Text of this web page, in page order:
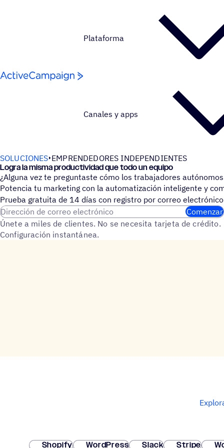
Plataforma
Canales y apps
SOLUCIONES EMPRENDEDORES INDEPENDIENTES
Logra la misma produc­ti­vi­dad que todo un equipo
¿Alguna vez te preguntaste cómo los trabajadores
Potencia tu marketing con la automatización inteligente y
Prueba gratuita de 14 días con regis­tro por correo electrónico
Dirección de correo electrónico
Comenzar
Únete a miles de clientes. No se necesita tarjeta de crédito.
Configuración instantánea.
Shopify WordPress Slack Stripe